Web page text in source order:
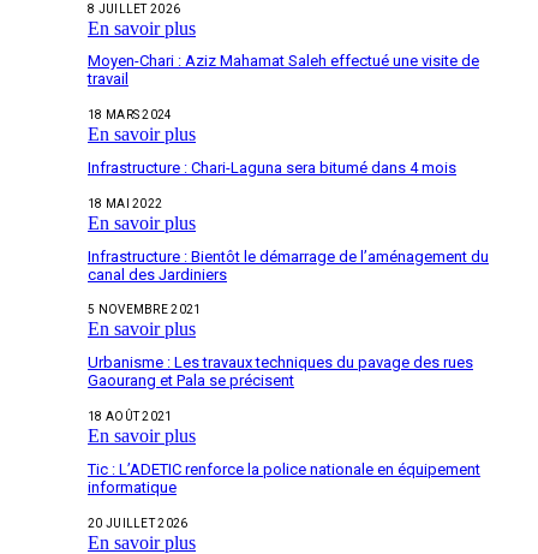
8 JUILLET 2026
En savoir plus
Moyen-Chari : Aziz Mahamat Saleh effectué une visite de
travail
18 MARS 2024
En savoir plus
Infrastructure : Chari-Laguna sera bitumé dans 4 mois
18 MAI 2022
En savoir plus
Infrastructure : Bientôt le démarrage de l’aménagement du
canal des Jardiniers
5 NOVEMBRE 2021
En savoir plus
Urbanisme : Les travaux techniques du pavage des rues
Gaourang et Pala se précisent
18 AOÛT 2021
En savoir plus
Tic : L’ADETIC renforce la police nationale en équipement
informatique
20 JUILLET 2026
En savoir plus